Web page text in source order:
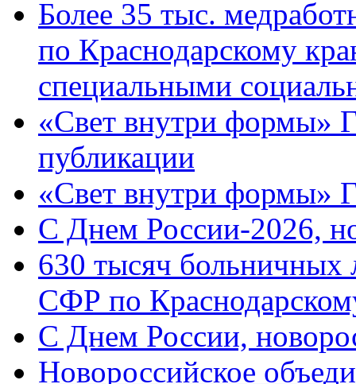
Более 35 тыс.
по Краснодарскому
специальными
«Свет внутри формы»
публикации
«Свет внутри формы»
C Днем России-2026,
630 тысяч больничных
СФР по
C Днем России,
Новороссийское